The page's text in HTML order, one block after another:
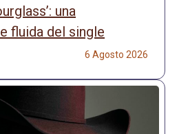
una
fluida del single
6 Agosto 2026